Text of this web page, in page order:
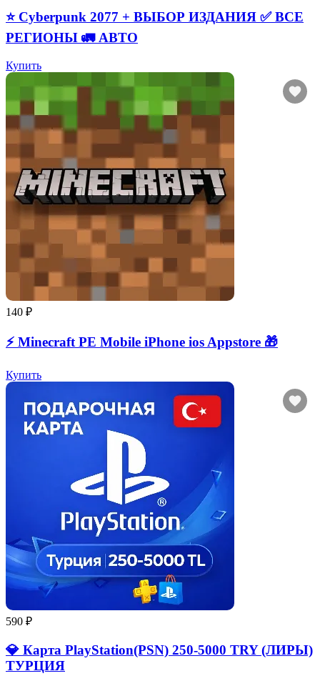
⭐ Cyberpunk 2077 + ВЫБОР ИЗДАНИЯ ✅ ВСЕ
РЕГИОНЫ 🚛 АВТО
Купить
140 ₽
⚡️ Minecraft PE Mobile iPhone ios Appstore 🎁
Купить
590 ₽
💎 Карта PlayStation(PSN) 250-5000 TRY (ЛИРЫ)
ТУРЦИЯ